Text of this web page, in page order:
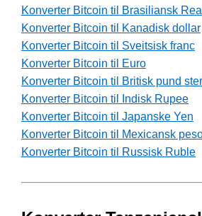
Konverter Bitcoin til Brasiliansk Real
Konverter Bitcoin til Kanadisk dollar
Konverter Bitcoin til Sveitsisk franc
Konverter Bitcoin til Euro
Konverter Bitcoin til Britisk pund
Konverter Bitcoin til Indisk Rupee
Konverter Bitcoin til Japanske Yen
Konverter Bitcoin til Mexicansk
Konverter Bitcoin til Russisk Ruble